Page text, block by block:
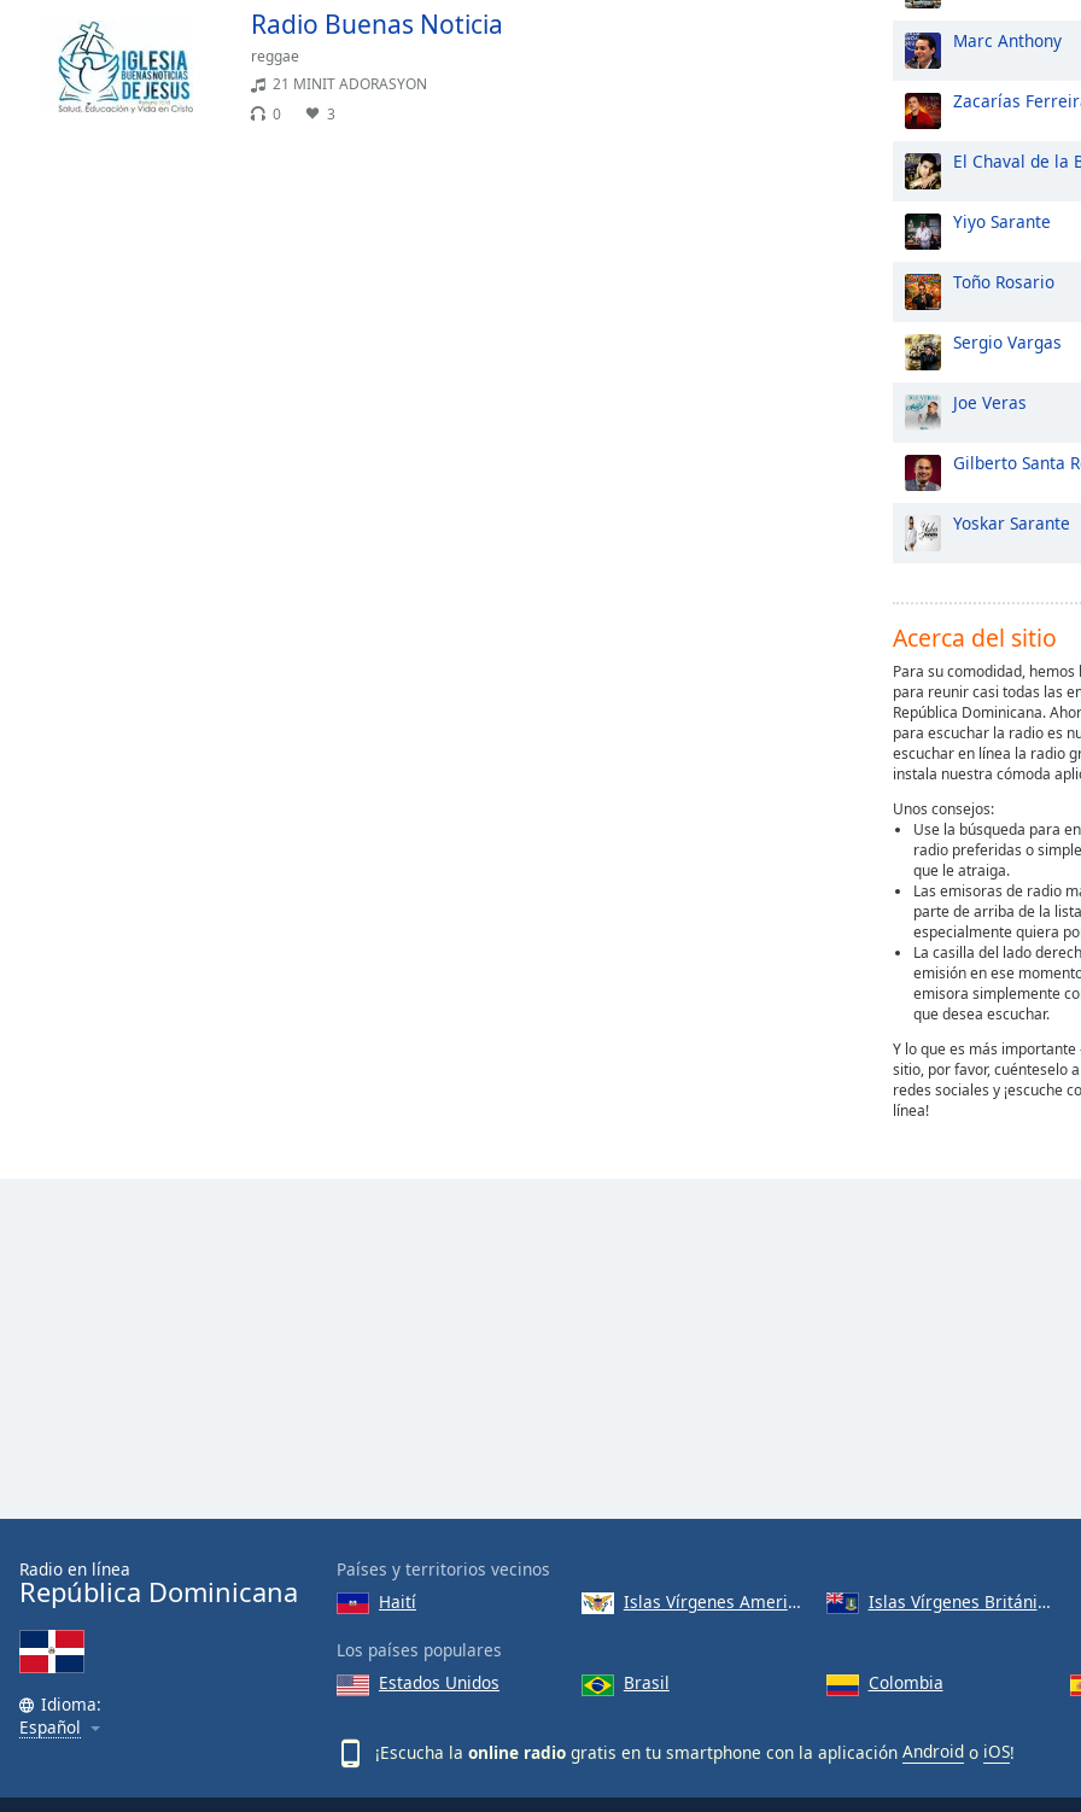
Opacity
Caption
Radio Buenas Noticia
reggae
21 MINIT ADORASYON
0
3
Marc Anthony
Zacarías
El Chaval de la
Yiyo Sarante
Toño Rosario
Sergio Vargas
Joe Veras
Gilberto Santa
Yoskar Sarante
Acerca del sitio
Para su comodidad,
para reunir casi todas las
República Dominicana.
para escuchar la radio es
escuchar en línea la radio
instala nuestra cómoda
Unos consejos:
Use la búsqueda para
radio preferidas o
que le atraiga.
Las emisoras de radio
parte de arriba de la
especialmente quiera
La casilla del lado
emisión en ese
emisora simplemente
que desea escuchar.
Y lo que es más
sitio, por favor, cuénteselo
redes sociales y ¡escuche
línea!
Radio en línea
República Dominicana
Idioma:
Español
Países y territorios vecinos
Haití
Islas Vírgenes Americanas Islas Vírgenes Británicas
Los países populares
Estados Unidos
Brasil Colombia
¡Escucha la online radio gratis en tu smartphone con la aplicación Android o iOS!